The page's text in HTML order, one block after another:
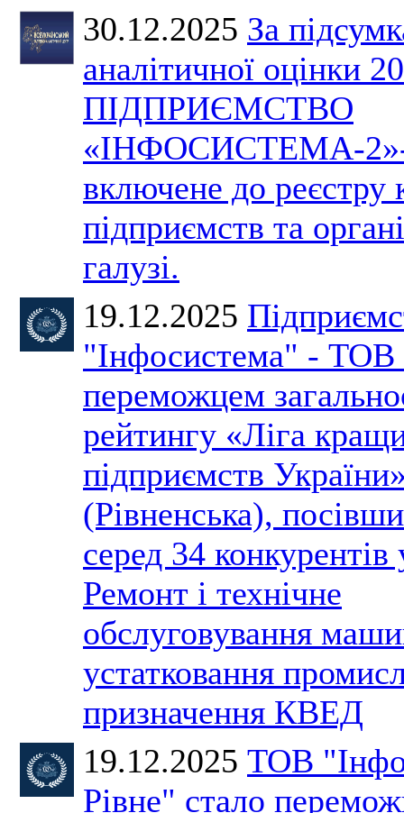
30.12.2025 За
аналітичної оцінки
ПІДПРИЄМСТВО
«ІНФОСИСТЕМА-
включене до реєстру
підприємств та
галузі.
19.12.2025
"Інфосистема" - ТОВ
переможцем
рейтингу «Ліга
підприємств
(Рівненська),
серед 34 конкурентів
Ремонт і технічне
обслуговування
устатковання
призначення КВЕД
19.12.2025 ТОВ
Рівне" стало